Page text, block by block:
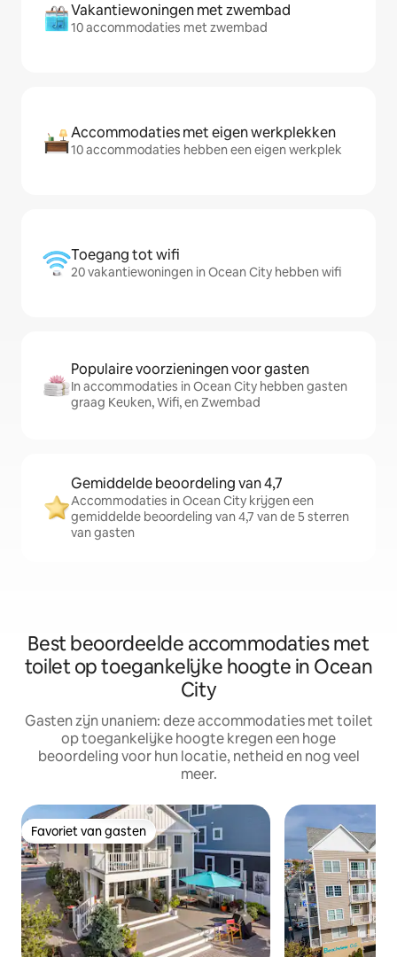
Vakantiewoningen met zwembad
10 accommodaties met zwembad
Accommodaties met eigen werkplekken
10 accommodaties hebben een eigen werkplek
Toegang tot wifi
20 vakantiewoningen in Ocean City hebben wifi
Populaire voorzieningen voor gasten
In accommodaties in Ocean City hebben gasten
graag Keuken, Wifi, en Zwembad
Gemiddelde beoordeling van 4,7
Accommodaties in Ocean City krijgen een
gemiddelde beoordeling van 4,7 van de 5 sterren
van gasten
Best beoordeelde accommodaties met
toilet op toegankelijke hoogte in Ocean
City
Gasten zijn unaniem: deze accommodaties met toilet
op toegankelijke hoogte kregen een hoge
beoordeling voor hun locatie, netheid en nog veel
meer.
Favoriet van gasten
Favoriet van gasten